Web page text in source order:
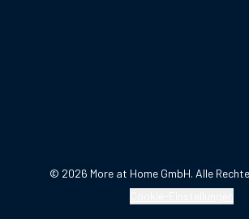
© 2026 More at Home GmbH. Alle